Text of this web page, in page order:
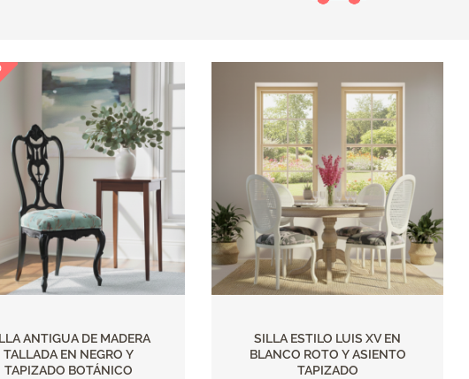
ANTIGUA DE MADERA
TALLADA EN NEGRO Y
TAPIZADO BOTÁNICO
SILLA ESTILO LUIS XV EN
BLANCO ROTO Y ASIENTO
TAPIZADO